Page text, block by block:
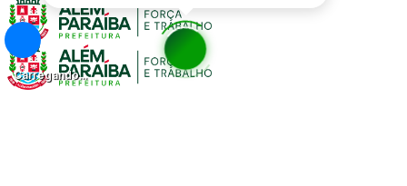
Carregando...